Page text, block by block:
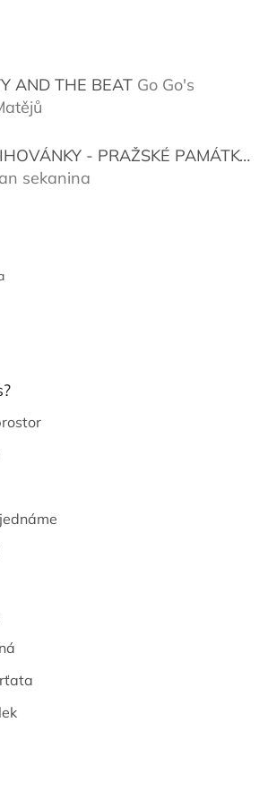
AND THE BEAT Go Go's
produktu je 5 z 5 hvězdiček.
VYSTŘIHOVÁNKY - PRAŽSKÉ PAMÁTKY
produktu je 5 z 5 hvězdiček.
sekanina